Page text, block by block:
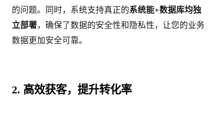
的问题。同时，系统支持真正的系统能+数据库均独
立部署，确保了数据的安全性和隐私性，让您的业务
数据更加安全可靠。
2. 高效获客，提升转化率